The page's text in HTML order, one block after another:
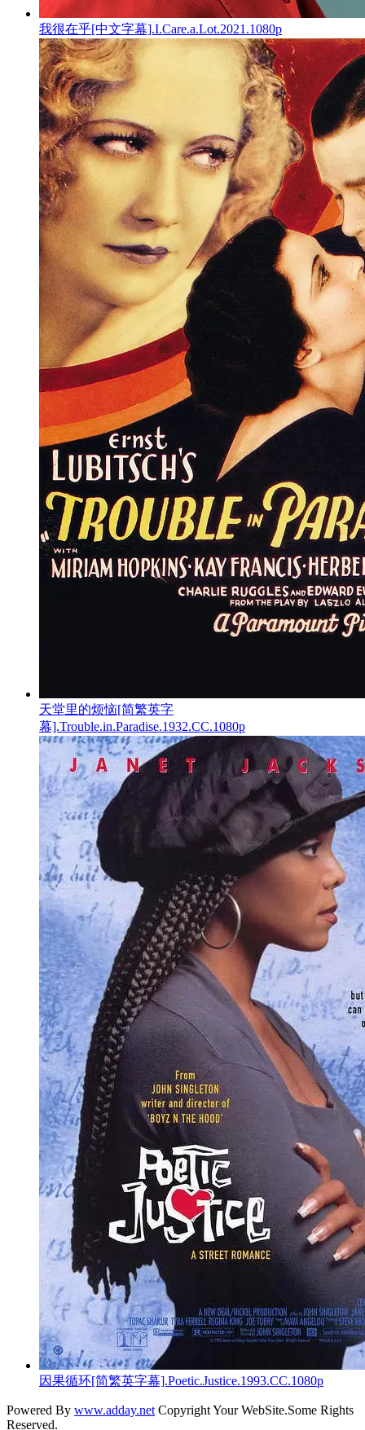
我很在乎[中文字幕].I.Care.a.Lot.2021.1080p
天堂里的烦恼[简繁英字
幕].Trouble.in.Paradise.1932.CC.1080p
因果循环[简繁英字幕].Poetic.Justice.1993.CC.1080p
Powered By www.adday.net Copyright Your WebSite.Some Rights
Reserved.